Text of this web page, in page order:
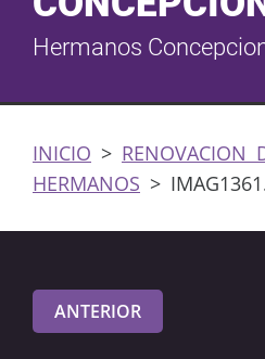
Hermanos
INICIO > RENOVACION
HERMANOS >
ANTERIOR